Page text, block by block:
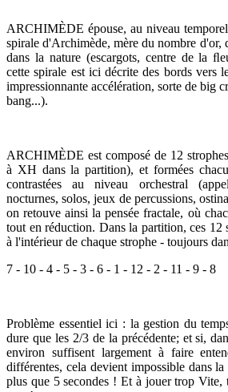
ARCHIMÈDE épouse, au niveau
spirale d'Archimède, mère du nombre d'or,
dans la nature (escargots, centre de la
cette spirale est ici décrite des bords vers
impressionnante accélération, sorte de big
bang...).
ARCHIMÈDE est composé de 12
à XH dans la partition), et formées
contrastées au niveau orchestral
nocturnes, solos, jeux de percussions,
on retouve ainsi la pensée fractale, où
tout en réduction. Dans la partition, ces 12
à l'intérieur de chaque strophe - toujours
7 - 10 - 4 - 5 - 3 - 6 - 1 - 12 - 2 - 11 - 9 - 8
Problème essentiel ici : la gestion du
dure que les 2/3 de la précédente; et si,
environ suffisent largement à faire
différentes, cela devient impossible dans
plus que 5 secondes ! Et à jouer trop Vite,